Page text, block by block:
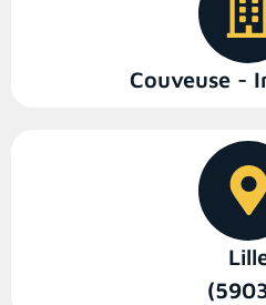
Couveuse -